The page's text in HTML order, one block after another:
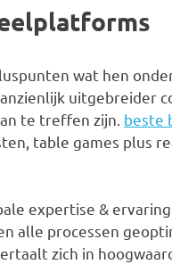
wat hen
uitgebreider
te treffen zijn. beste
table games plus
expertise &
alle processen
zich in